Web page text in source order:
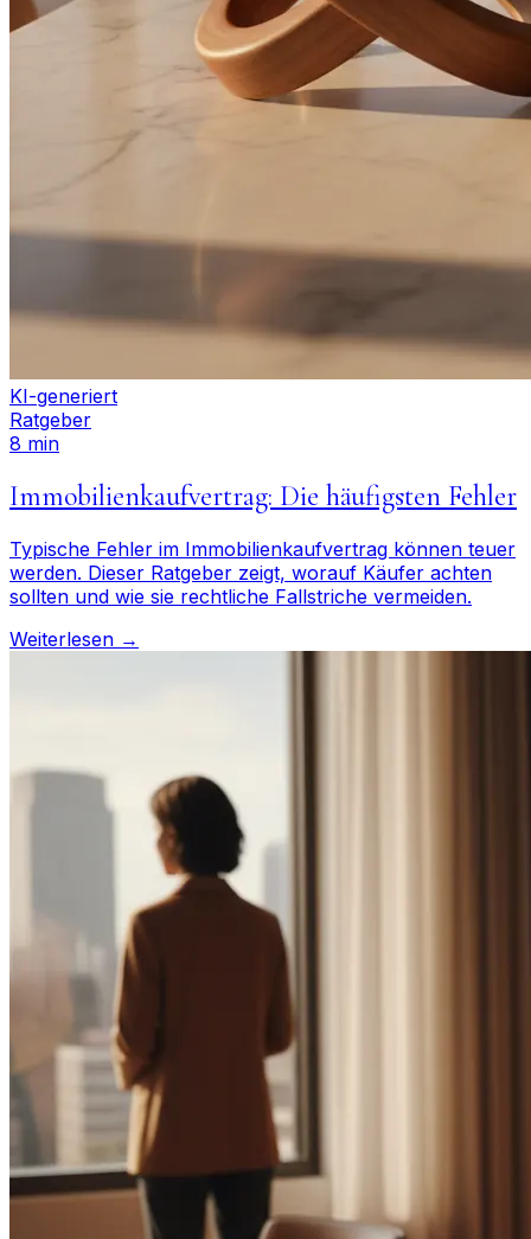
KI-generiert
Ratgeber
8 min
Immobilienkaufvertrag: Die häufigsten Fehler
Typische Fehler im Immobilienkaufvertrag können teuer
werden. Dieser Ratgeber zeigt, worauf Käufer achten
sollten und wie sie rechtliche Fallstriche vermeiden.
Weiterlesen →